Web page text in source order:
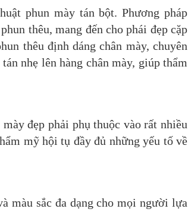
phun mày tán bột. Phương pháp
thêu, mang đến cho phái đẹp cặp
thêu định dáng chân mày, chuyên
nhẹ lên hàng chân mày, giúp thẩm
đẹp phải phụ thuộc vào rất nhiều
mỹ hội tụ đầy đủ những yếu tố về
màu sắc đa dạng cho mọi người lựa